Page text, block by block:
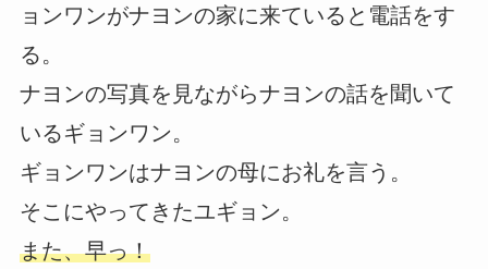
ョンワンがナヨンの家に来ていると電話をす
る。
ナヨンの写真を見ながらナヨンの話を聞いて
いるギョンワン。
ギョンワンはナヨンの母にお礼を言う。
そこにやってきたユギョン。
また、早っ！